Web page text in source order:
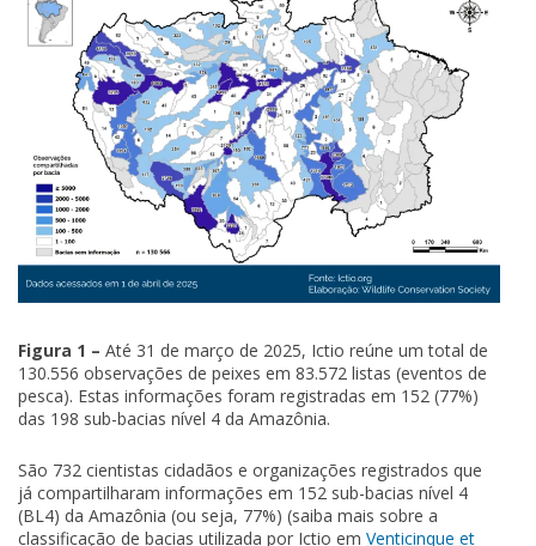
Figura 1 – Até 31 de março de 2025, Ictio reúne um total de
130.556 observações de peixes em 83.572 listas (eventos de
pesca). Estas informações foram registradas em 152 (77%)
das 198 sub-bacias nível 4 da Amazônia.
São 732 cientistas cidadãos e organizações registrados que
já compartilharam informações em 152 sub-bacias nível 4
(BL4) da Amazônia (ou seja, 77%) (saiba mais sobre a
classificação de bacias utilizada por Ictio em Venticinque et